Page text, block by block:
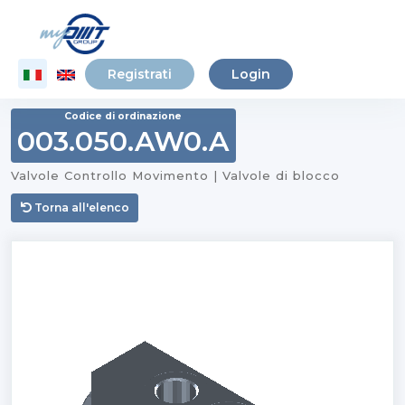
Registrati Login
Codice di ordinazione
003.050.AW0.A
Valvole Controllo Movimento | Valvole di blocco
Torna all'elenco